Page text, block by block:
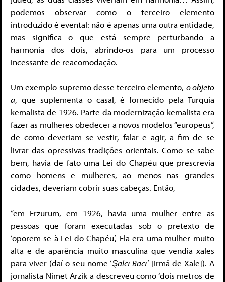
podemos observar como o terceiro elemento
introduzido é evental: não é apenas uma outra entidade,
mas significa o que está sempre perturbando a
harmonia dos dois, abrindo-os para um processo
incessante de reacomodação.
Um exemplo supremo desse terceiro elemento, o objeto
a, que suplementa o casal, é fornecido pela Turquia
kemalista de 1926. Parte da modernização kemalista era
fazer as mulheres obedecer a novos modelos “europeus”,
de como deveriam se vestir, falar e agir, a fim de se
livrar das opressivas tradições orientais. Como se sabe
bem, havia de fato uma Lei do Chapéu que prescrevia
como homens e mulheres, ao menos nas grandes
cidades, deveriam cobrir suas cabeças. Então,
“em Erzurum, em 1926, havia uma mulher entre as
pessoas que foram executadas sob o pretexto de
‘oporem-se à Lei do Chapéu’, Ela era uma mulher muito
alta e de aparência muito masculina que vendia xales
para viver (daí o seu nome ‘Şalcı Bacı’ [Irmã de Xale]). A
jornalista Nimet Arzik a descreveu como ‘dois metros de